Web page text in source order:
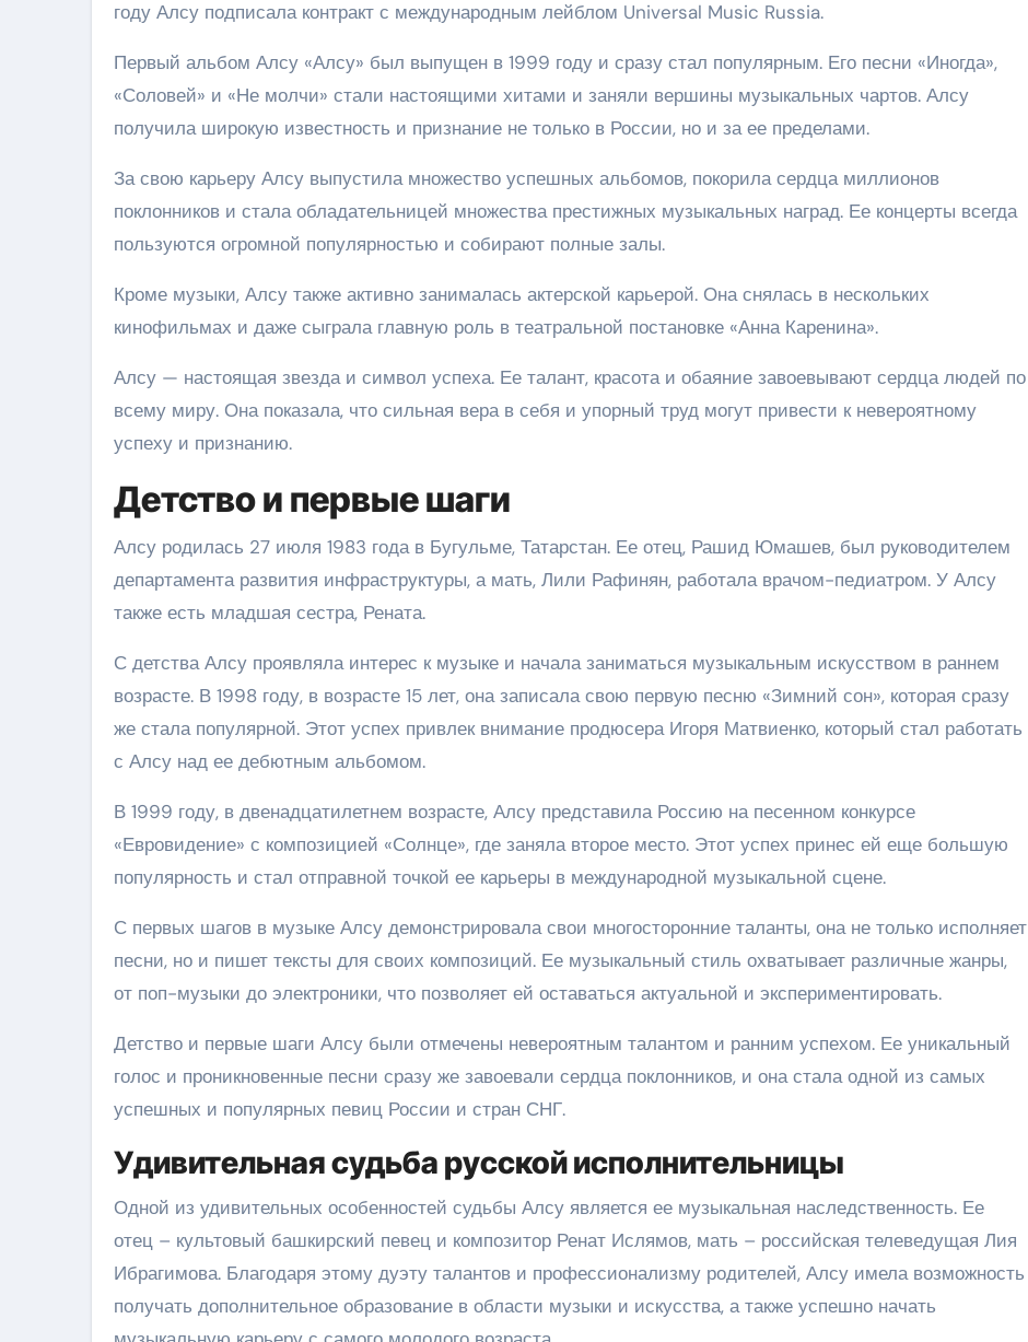
году Алсу подписала контракт с международным лейблом Universal Music Russia.
Первый альбом Алсу «Алсу» был выпущен в 1999 году и сразу стал популярным. Его песни «Иногда»,
«Соловей» и «Не молчи» стали настоящими хитами и заняли вершины музыкальных чартов. Алсу
получила широкую известность и признание не только в России, но и за ее пределами.
За свою карьеру Алсу выпустила множество успешных альбомов, покорила сердца миллионов
поклонников и стала обладательницей множества престижных музыкальных наград. Ее концерты всегда
пользуются огромной популярностью и собирают полные залы.
Кроме музыки, Алсу также активно занималась актерской карьерой. Она снялась в нескольких
кинофильмах и даже сыграла главную роль в театральной постановке «Анна Каренина».
Алсу — настоящая звезда и символ успеха. Ее талант, красота и обаяние завоевывают сердца людей по
всему миру. Она показала, что сильная вера в себя и упорный труд могут привести к невероятному
успеху и признанию.
Детство и первые шаги
Алсу родилась 27 июля 1983 года в Бугульме, Татарстан. Ее отец, Рашид Юмашев, был руководителем
департамента развития инфраструктуры, а мать, Лили Рафинян, работала врачом-педиатром. У Алсу
также есть младшая сестра, Рената.
С детства Алсу проявляла интерес к музыке и начала заниматься музыкальным искусством в раннем
возрасте. В 1998 году, в возрасте 15 лет, она записала свою первую песню «Зимний сон», которая сразу
же стала популярной. Этот успех привлек внимание продюсера Игоря Матвиенко, который стал работать
с Алсу над ее дебютным альбомом.
В 1999 году, в двенадцатилетнем возрасте, Алсу представила Россию на песенном конкурсе
«Евровидение» с композицией «Солнце», где заняла второе место. Этот успех принес ей еще большую
популярность и стал отправной точкой ее карьеры в международной музыкальной сцене.
С первых шагов в музыке Алсу демонстрировала свои многосторонние таланты, она не только исполняет
песни, но и пишет тексты для своих композиций. Ее музыкальный стиль охватывает различные жанры,
от поп-музыки до электроники, что позволяет ей оставаться актуальной и экспериментировать.
Детство и первые шаги Алсу были отмечены невероятным талантом и ранним успехом. Ее уникальный
голос и проникновенные песни сразу же завоевали сердца поклонников, и она стала одной из самых
успешных и популярных певиц России и стран СНГ.
Удивительная судьба русской исполнительницы
Одной из удивительных особенностей судьбы Алсу является ее музыкальная наследственность. Ее
отец – культовый башкирский певец и композитор Ренат Ислямов, мать – российская телеведущая Лия
Ибрагимова. Благодаря этому дуэту талантов и профессионализму родителей, Алсу имела возможность
получать дополнительное образование в области музыки и искусства, а также успешно начать